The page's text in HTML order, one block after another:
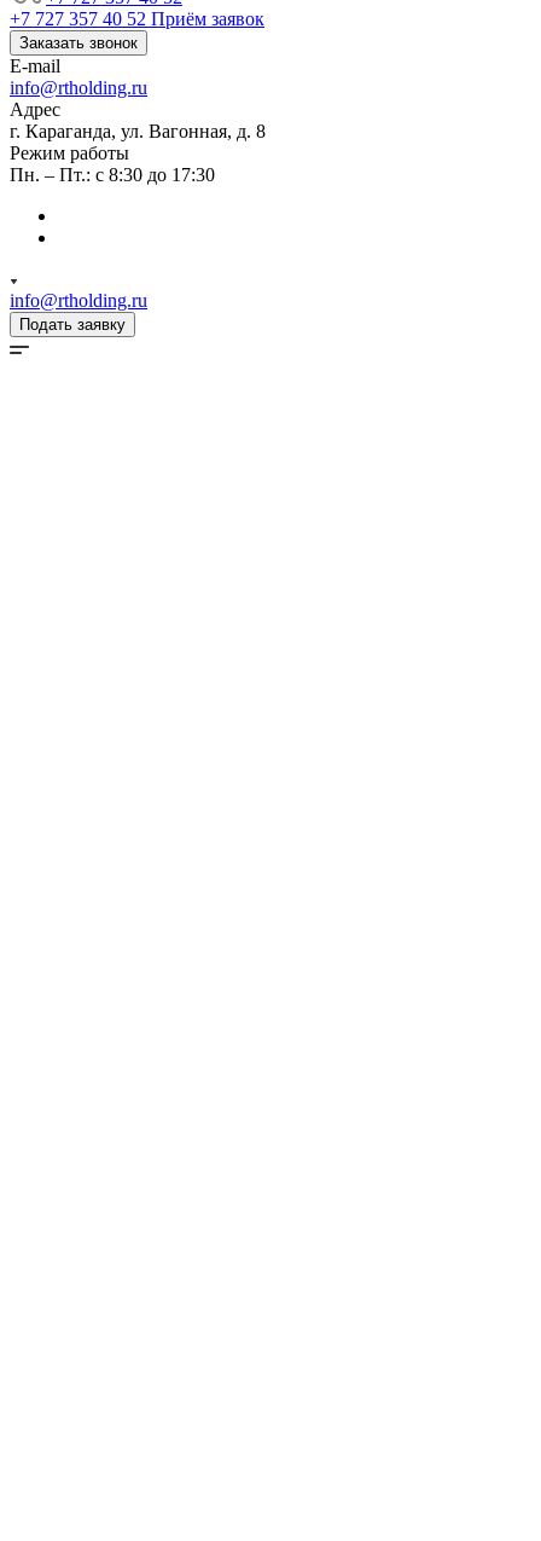
+7 727 357 40 52 Приём заявок
Заказать звонок
E-mail
info@rtholding.ru
Адрес
г. Караганда, ул. Вагонная, д. 8
Режим работы
Пн. – Пт.: с 8:30 до 17:30
info@rtholding.ru
Подать заявку